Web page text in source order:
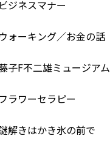
ジネスマナー
ォーキング／お金の話
子F不二雄ミュージアム
ラワーセラピー
解きはかき氷の前で